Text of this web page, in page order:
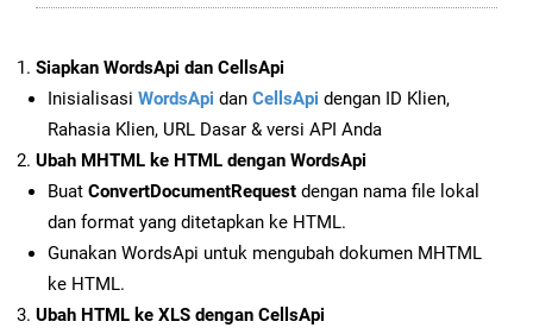
Siapkan WordsApi dan CellsApi
Inisialisasi WordsApi dan CellsApi dengan ID Klien,
Rahasia Klien, URL Dasar & versi API Anda
Ubah MHTML ke HTML dengan WordsApi
Buat ConvertDocumentRequest dengan nama file lokal
dan format yang ditetapkan ke HTML.
Gunakan WordsApi untuk mengubah dokumen MHTML
ke HTML.
Ubah HTML ke XLS dengan CellsApi